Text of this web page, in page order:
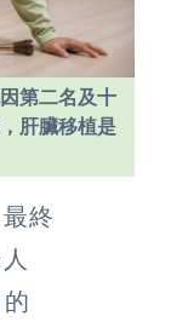
第二名及十
肝臟移植是
終